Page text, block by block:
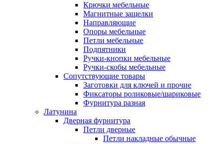
Крючки мебельные
Магнитные защелки
Направляющие
Опоры мебельные
Петли мебельные
Подпятники
Ручки-кнопки мебельные
Ручки-скобы мебельные
Сопутствующие товары
Заготовки для ключей и прочие
Фиксаторы роликовые/шариковые
Фурнитура разная
Латунина
Дверная фурнитура
Петли дверные
Петли накладные обычные